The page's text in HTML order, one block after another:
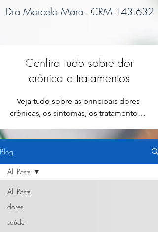
Dra Marcela Mara - CRM 143.632
Confira tudo sobre dor
crônica e tratamentos
Veja tudo sobre as principais dores
crônicas, os sintomas, os tratamentos e
vida!
Blog
All Posts
dores
saúde
All Posts